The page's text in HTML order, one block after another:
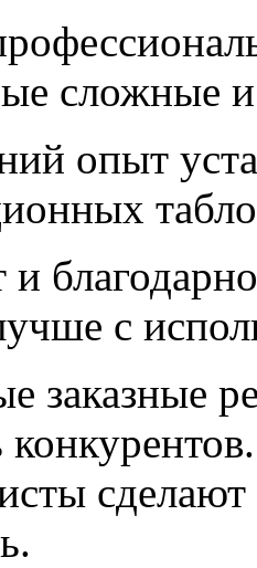
сложные
опыт
и
с
заказные
сделают